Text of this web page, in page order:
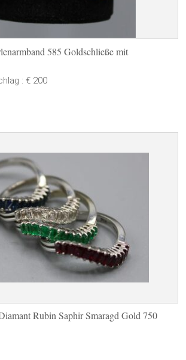
585 Goldschließe mit
: € 200
Rubin Saphir Smaragd Gold 750